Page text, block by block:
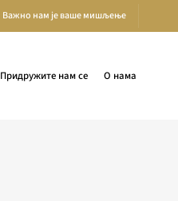
Важно нам је ваше мишљење
Придружите нам се О нама